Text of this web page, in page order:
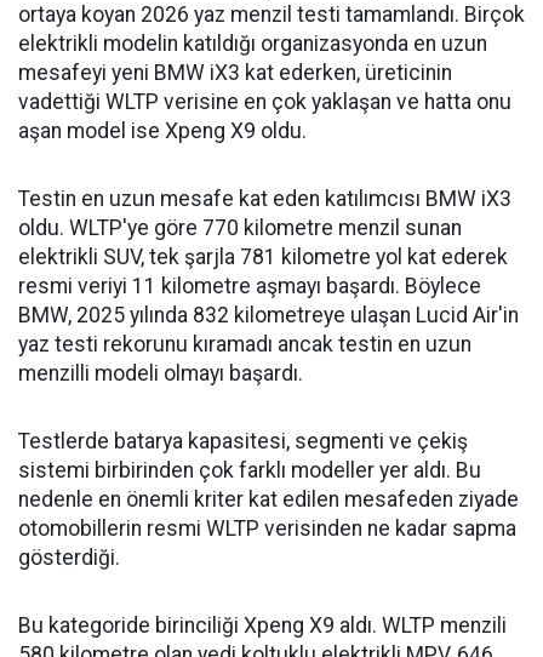
ortaya koyan 2026 yaz menzil testi tamamlandı. Birçok
elektrikli modelin katıldığı organizasyonda en uzun
mesafeyi yeni BMW iX3 kat ederken, üreticinin
vadettiği WLTP verisine en çok yaklaşan ve hatta onu
aşan model ise Xpeng X9 oldu.
Testin en uzun mesafe kat eden katılımcısı BMW iX3
oldu. WLTP'ye göre 770 kilometre menzil sunan
elektrikli SUV, tek şarjla 781 kilometre yol kat ederek
resmi veriyi 11 kilometre aşmayı başardı. Böylece
BMW, 2025 yılında 832 kilometreye ulaşan Lucid Air'in
yaz testi rekorunu kıramadı ancak testin en uzun
menzilli modeli olmayı başardı.
Testlerde batarya kapasitesi, segmenti ve çekiş
sistemi birbirinden çok farklı modeller yer aldı. Bu
nedenle en önemli kriter kat edilen mesafeden ziyade
otomobillerin resmi WLTP verisinden ne kadar sapma
gösterdiği.
Bu kategoride birinciliği Xpeng X9 aldı. WLTP menzili